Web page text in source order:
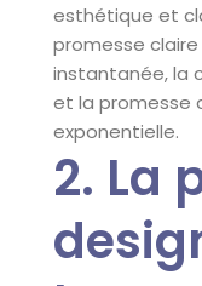
esthétique et
promesse
instantanée, la
et la promesse
exponentielle.
2. La